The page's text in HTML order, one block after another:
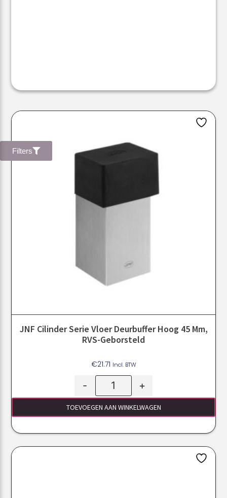
Filters
JNF Cilinder Serie Vloer Deurbuffer Hoog 45 Mm,
RVS-Geborsteld
€21.71 Incl. BTW
- +
TOEVOEGEN AAN WINKELWAGEN